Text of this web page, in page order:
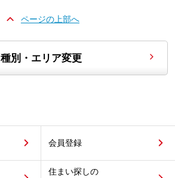
ページの上部へ
種別・エリア変更
会員登録
住まい探しの